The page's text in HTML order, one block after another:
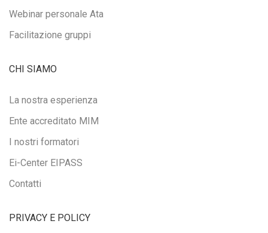
Webinar personale Ata
Facilitazione gruppi
CHI SIAMO
La nostra esperienza
Ente accreditato MIM
I nostri formatori
Ei-Center EIPASS
Contatti
PRIVACY E POLICY